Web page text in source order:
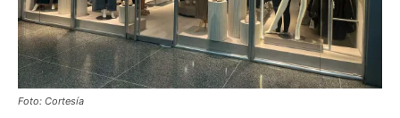
Foto: Cortesía